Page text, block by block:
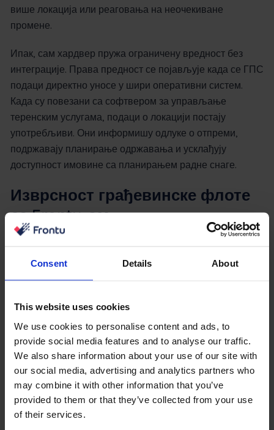
Consent Details About
This website uses cookies
We use cookies to personalise content and ads, to
provide social media features and to analyse our traffic.
We also share information about your use of our site with
our social media, advertising and analytics partners who
may combine it with other information that you’ve
provided to them or that they’ve collected from your use
of their services.
више локација или реаговања на неочекиване
промене.
Ипак, сам хардвер пружа ограничену вредност без
интеграције. Права предност се појављује када се ГПС
подаци директно уносе у шири оперативни систем.
Када су повезани са софтвером за управљање
теренским услугама, подаци о локацији постају
употребљиви. Они информишу одлуке о отпреми,
подржавају планирање одржавања и усклађују
доступност имовине са планирањем радне снаге.
Изврсност грађевинске флоте
са Frontu-ом
Грађевинским фирмама и дилерима опреме потребно
управљања техничарима са праћењем опреме у
јединствену платформу
Са консолидованим прегледом доступности
техничара, напретка посла и локације опреме,
оперативне одлуке постају брже и тачније. Диспечери
се више не ослањају на фрагментиране информације
или више система. Уместо тога, могу доделити посао